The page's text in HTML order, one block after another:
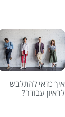
איך כדאי להתלבש
לראיון עבודה?